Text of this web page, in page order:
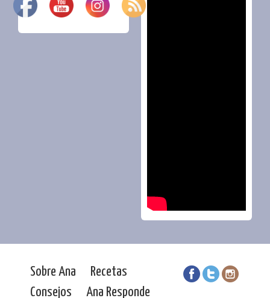
Sobre Ana
Recetas
Consejos
Ana Responde